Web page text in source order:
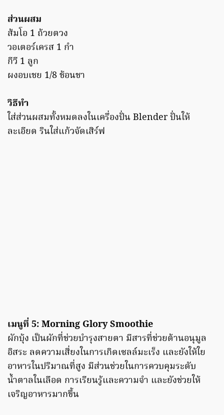
ส่วนผสม
ส้มโอ 1 ถ้วยตวง
วอเตอร์เครส 1 กำ
กีวี 1 ลูก
ผงอบเชย 1/8 ช้อนชา
วิธีทำ
ใส่ส่วนผสมทั้งหมดลงในเครื่องปั่น Blender ปั่นให้
ละเอียด รินใส่แก้วจัดเสิร์ฟ
เมนูที่ 5: Morning Glory Smoothie
ผักบุ้ง เป็นผักที่ช่วยบำรุงสายตา มีสารที่ช่วยต้านอนุมูล
อิสระ ลดความเสี่ยงในการเกิดเซลล์มะเร็ง และยังให้ใย
อาหารในปริมาณที่สูง มีส่วนช่วยในการควบคุมระดับ
น้ำตาลในเลือด การเรียนรู้และความจำ และยังช่วยให้
เจริญอาหารมากขึ้น